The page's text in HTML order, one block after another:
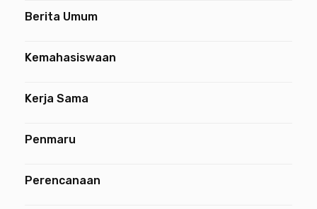
Berita Umum
Kemahasiswaan
Kerja Sama
Penmaru
Perencanaan